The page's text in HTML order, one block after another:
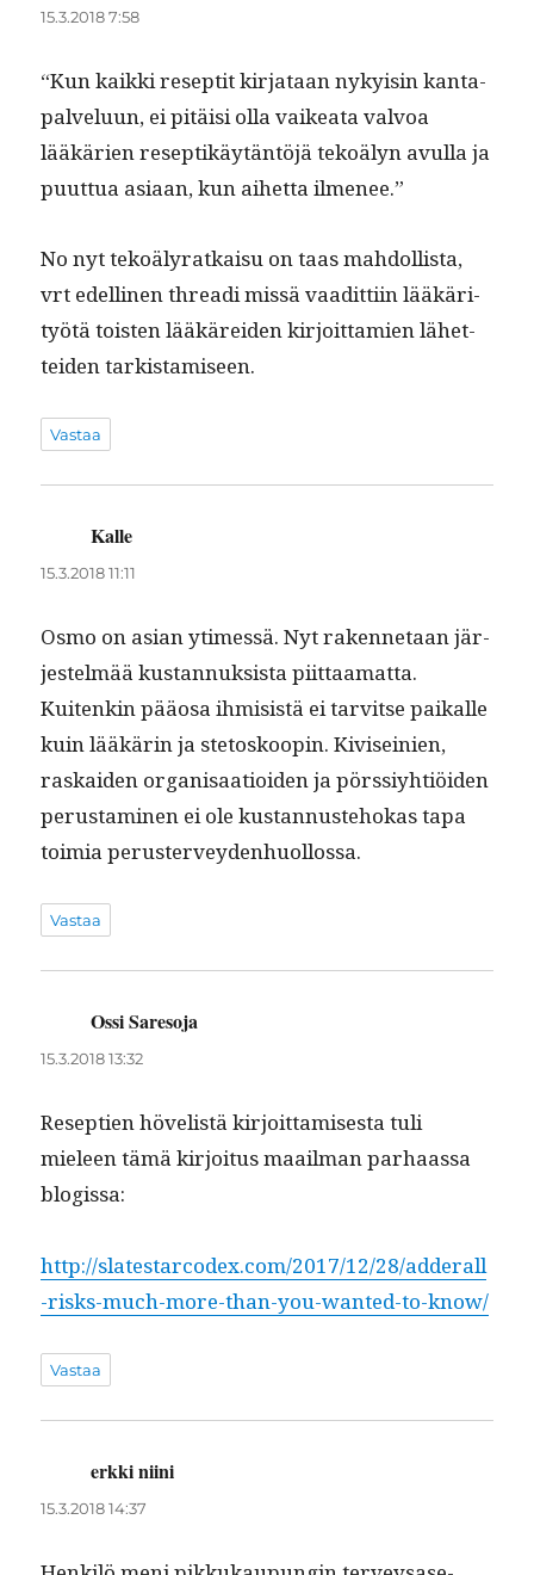
15.3.2018 7:58
“Kun kaik­ki resep­tit kir­jataan nyky­isin kan­ta-
palvelu­un, ei pitäisi olla vaikea­ta valvoa
lääkärien resep­tikäytän­töjä tekoä­lyn avul­la ja
puut­tua asi­aan, kun aihet­ta ilmenee.”
No nyt tekoä­lyratkaisu on taas mah­dol­lista,
vrt edelli­nen threa­di mis­sä vaa­dit­ti­in lääkäri­
työtä tois­t­en lääkärei­den kir­joit­tamien lähet­
tei­den tarkistamiseen.
Vastaa
Kalle
15.3.2018 11:11
Osmo on asian ytimessä. Nyt raken­netaan jär­
jestelmää kus­tan­nuk­sista piit­taa­mat­ta.
Kuitenkin pääosa ihmi­sistä ei tarvitse paikalle
kuin lääkärin ja ste­toskoopin. Kivi­seinien,
raskaiden organ­isaa­tioiden ja pörssiy­htiöi­den
perus­t­a­mi­nen ei ole kus­tan­nuste­hokas tapa
toimia perusterveydenhuollossa.
Vastaa
Ossi Saresoja
15.3.2018 13:32
Resep­tien hövelistä kir­joit­tamis­es­ta tuli
mieleen tämä kir­joi­tus maail­man parhaas­sa
blogissa:
http://slatestarcodex.com/2017/12/28/adderall
-risks-much-more-than-you-wanted-to-know/
Vastaa
erkki niini
15.3.2018 14:37